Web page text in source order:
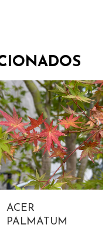
ACER
PALMATUM